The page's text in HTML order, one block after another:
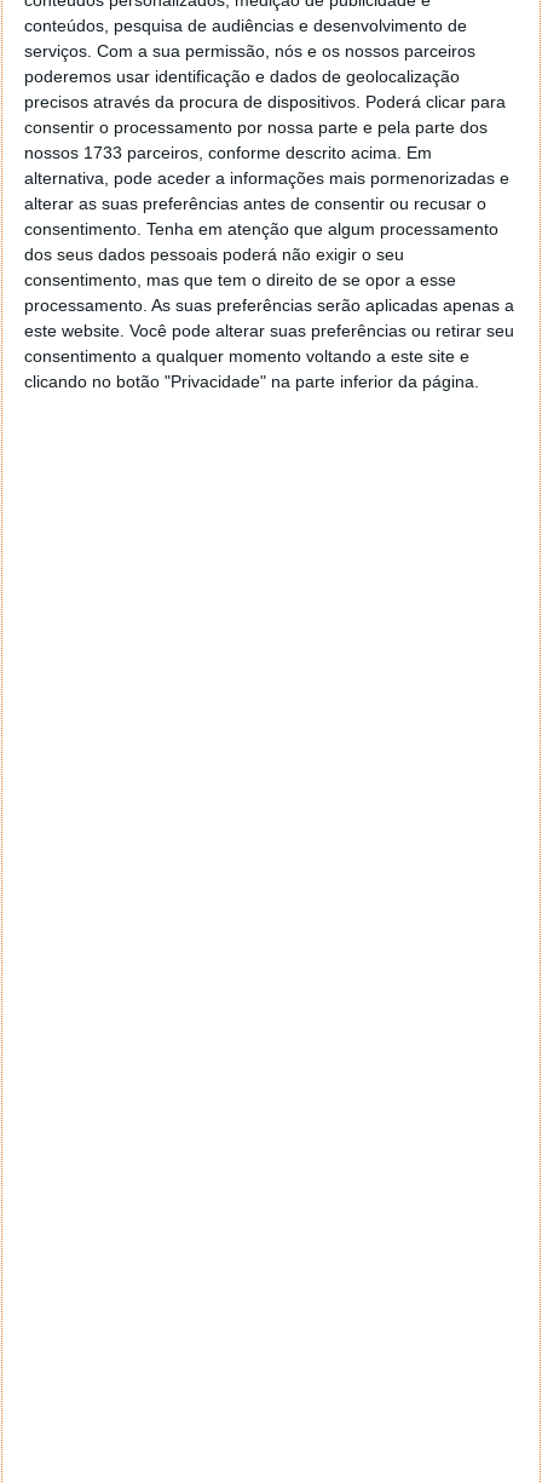
conteúdos, pesquisa de audiências e desenvolvimento de
serviços. Com a sua permissão, nós e os nossos parceiros
poderemos usar identificação e dados de geolocalização
precisos através da procura de dispositivos. Poderá clicar para
consentir o processamento por nossa parte e pela parte dos
nossos 1733 parceiros, conforme descrito acima. Em
alternativa, pode aceder a informações mais pormenorizadas e
alterar as suas preferências antes de consentir ou recusar o
consentimento. Tenha em atenção que algum processamento
dos seus dados pessoais poderá não exigir o seu
consentimento, mas que tem o direito de se opor a esse
processamento. As suas preferências serão aplicadas apenas a
este website. Você pode alterar suas preferências ou retirar seu
consentimento a qualquer momento voltando a este site e
clicando no botão "Privacidade" na parte inferior da página.
Firefox 25 está disponível para todos
actualizarem
29 OUT 2013 ·BROWSERS
Como vem sendo hábito, a Mozilla cumpre
escrupulosamente as datas de lançamento das novas
versões do Firefox. Foi apenas há um mês e meio que
aversão 24chegou e já a versão 25 está disponível